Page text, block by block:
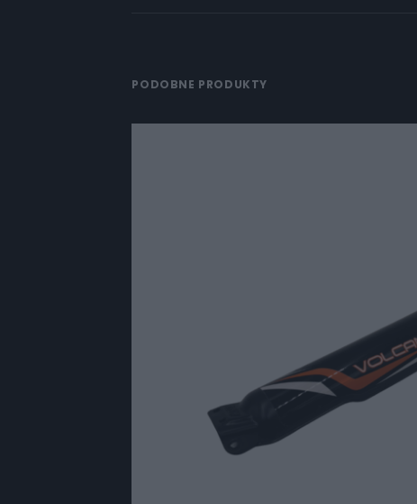
PODOBNE PRODUKTY